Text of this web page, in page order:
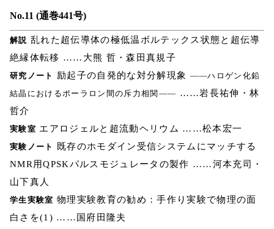
No.11 (通巻441号)
解説 乱れた超伝導体の極低温ボルテックス状態と超伝導
絶縁体転移 ……大熊 哲・森田真規子
研究ノート 励起子の自発的な対分解現象 ――ハロゲン化鉛
結晶におけるポーラロン間の斥力相関―― ……岩長祐伸・林
哲介
実験室 エアロジェルと超流動ヘリウム ……松本宏一
実験ノート
既存のホモダイン受信システムにマッチする
NMR用QPSKパルスモジュレータの製作 ……河本充司・
山下真人
学生実験室 物理実験教育の勧め：手作り実験で物理の面
白さを(1) ……国府田隆夫